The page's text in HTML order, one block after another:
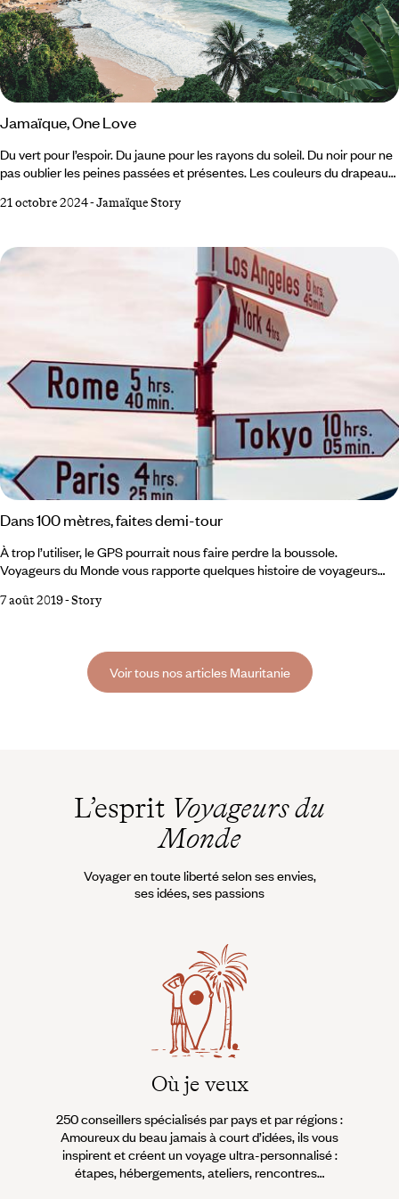
Jamaïque, One Love
Du vert pour l’espoir. Du jaune pour les rayons du soleil. Du noir pour ne
pas oublier les peines passées et présentes. Les couleurs du drapeau
philosophie rasta portée par les chansons de Bob Marley et les Wailers.
une culture à part, des paysages au vert insoupçonné, des falaises qui
se jettent dans la mer et, surtout, des gens qui cultivent et
21 octobre 2024-Jamaïque Story
Dans 100 mètres, faites demi-tour
À trop l’utiliser, le GPS pourrait nous faire perdre la boussole.
Voyageurs du Monde vous rapporte quelques histoire de voyageurs
voyage, et leurs possibles dangers. Quand il a réservé ses billets
7 août 2019-Story
Voir tous nos articles Mauritanie
L’esprit Voyageurs du
Monde
Voyager en toute liberté selon ses envies,
ses idées, ses passions
Où je veux
250 conseillers spécialisés par pays et par régions :
Amoureux du beau jamais à court d’idées, ils vous
inspirent et créent un voyage ultra-personnalisé :
étapes, hébergements, ateliers, rencontres…